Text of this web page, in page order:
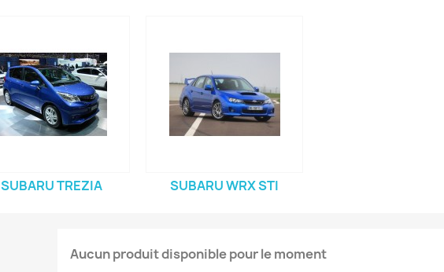
SUBARU TREZIA SUBARU WRX STI
Aucun produit disponible pour le moment